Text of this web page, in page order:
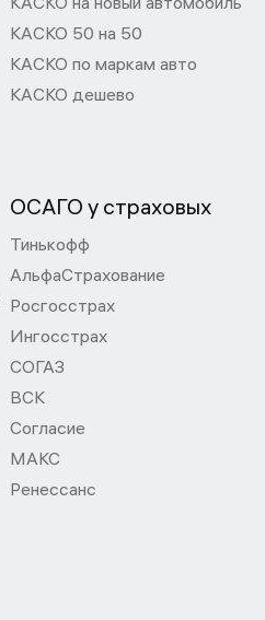
КАСКО 50 на 50
КАСКО по маркам авто
КАСКО дешево
ОСАГО у страховых
Тинькофф
АльфаСтрахование
Росгосстрах
Ингосстрах
СОГАЗ
ВСК
Согласие
МАКС
Ренессанс